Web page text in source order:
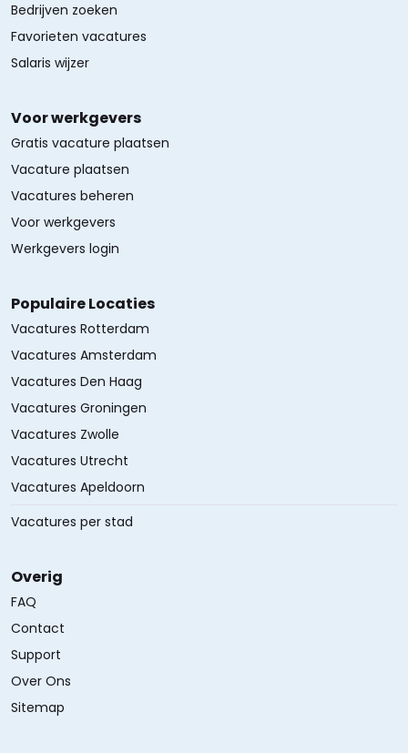
Bedrijven zoeken
Favorieten vacatures
Salaris wijzer
Voor werkgevers
Gratis vacature plaatsen
Vacature plaatsen
Vacatures beheren
Voor werkgevers
Werkgevers login
Populaire Locaties
Vacatures Rotterdam
Vacatures Amsterdam
Vacatures Den Haag
Vacatures Groningen
Vacatures Zwolle
Vacatures Utrecht
Vacatures Apeldoorn
Vacatures per stad
Overig
FAQ
Contact
Support
Over Ons
Sitemap